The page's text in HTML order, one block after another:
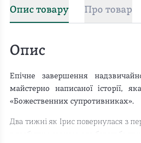
Опис товару Про товар
Опис
Епічне завершення
майстерно написаної історії,
«Божественних супротивниках».
Два тижні як Ірис повернулася з